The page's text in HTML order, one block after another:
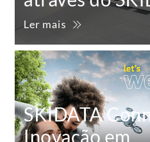
Ler mais
SKIDATA
Inovação em